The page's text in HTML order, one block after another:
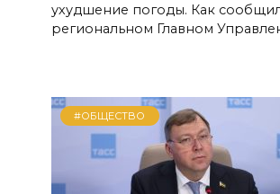
ухудшение погоды. Как
региональном Главном
#ОБЩЕСТВО